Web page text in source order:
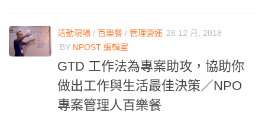
活動現場 / 百樂餐 / 管理營運 28 12 月, 2018
BY NPOST 編輯室
GTD 工作法為專案助攻，協助你
做出工作與生活最佳決策／NPO
專案管理人百樂餐